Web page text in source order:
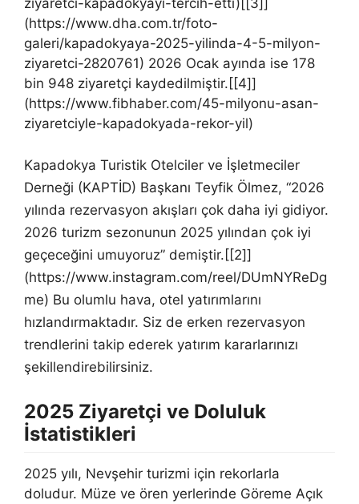
(https://www.dha.com.tr/foto-
galeri/kapadokyaya-2025-yilinda-4-5-milyon-
ziyaretci-2820761) 2026 Ocak ayında ise 178
bin 948 ziyaretçi kaydedilmiştir.[[4]]
(https://www.fibhaber.com/45-milyonu-asan-
ziyaretciyle-kapadokyada-rekor-yil)
Kapadokya Turistik Otelciler ve İşletmeciler
Derneği (KAPTİD) Başkanı Teyfik Ölmez, “2026
yılında rezervasyon akışları çok daha iyi gidiyor.
2026 turizm sezonunun 2025 yılından çok iyi
geçeceğini umuyoruz” demiştir.[[2]]
(https://www.instagram.com/reel/DUmNYReDg
me) Bu olumlu hava, otel yatırımlarını
hızlandırmaktadır. Siz de erken rezervasyon
trendlerini takip ederek yatırım kararlarınızı
şekillendirebilirsiniz.
2025 Ziyaretçi ve Doluluk
İstatistikleri
2025 yılı, Nevşehir turizmi için rekorlarla
doludur. Müze ve ören yerlerinde Göreme Açık